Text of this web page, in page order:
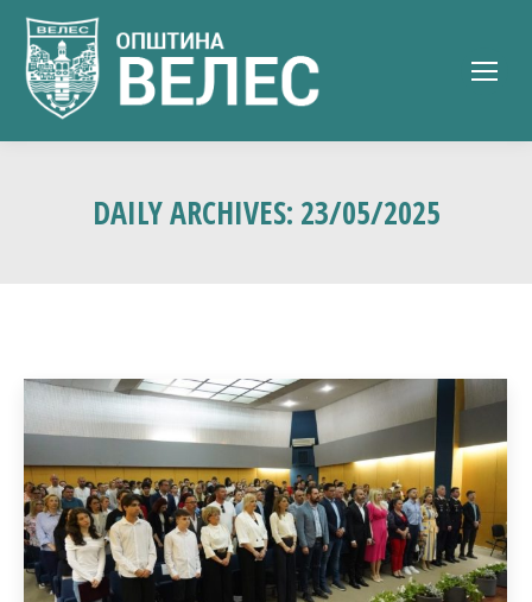
DAILY ARCHIVES: 23/05/2025